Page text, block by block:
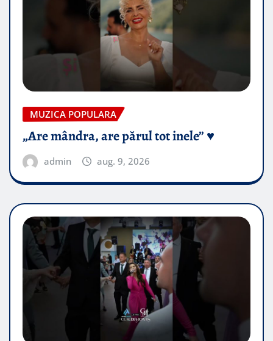
MUZICA POPULARA
„Are mândra, are părul tot inele” ♥️
admin aug. 9, 2026